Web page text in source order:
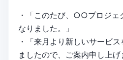
・「このたび、○○プロジェ
なりました。」
・「来月より新しいサービ
ましたので、ご案内申し上げ